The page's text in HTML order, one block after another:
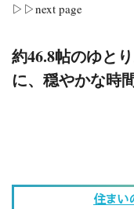
▷▷next page
約46.8帖のゆと
に、穏やかな時
住まい